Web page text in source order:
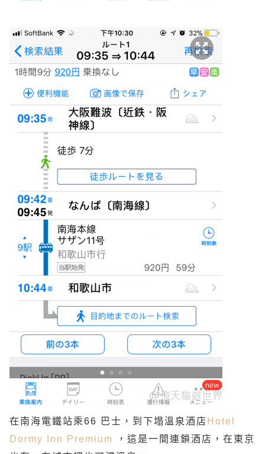
在南海電鐵站乘66 巴士，到下塌溫泉酒店 Hotel
Dormy Inn Premium
，這是一間連鎖酒店，在東京